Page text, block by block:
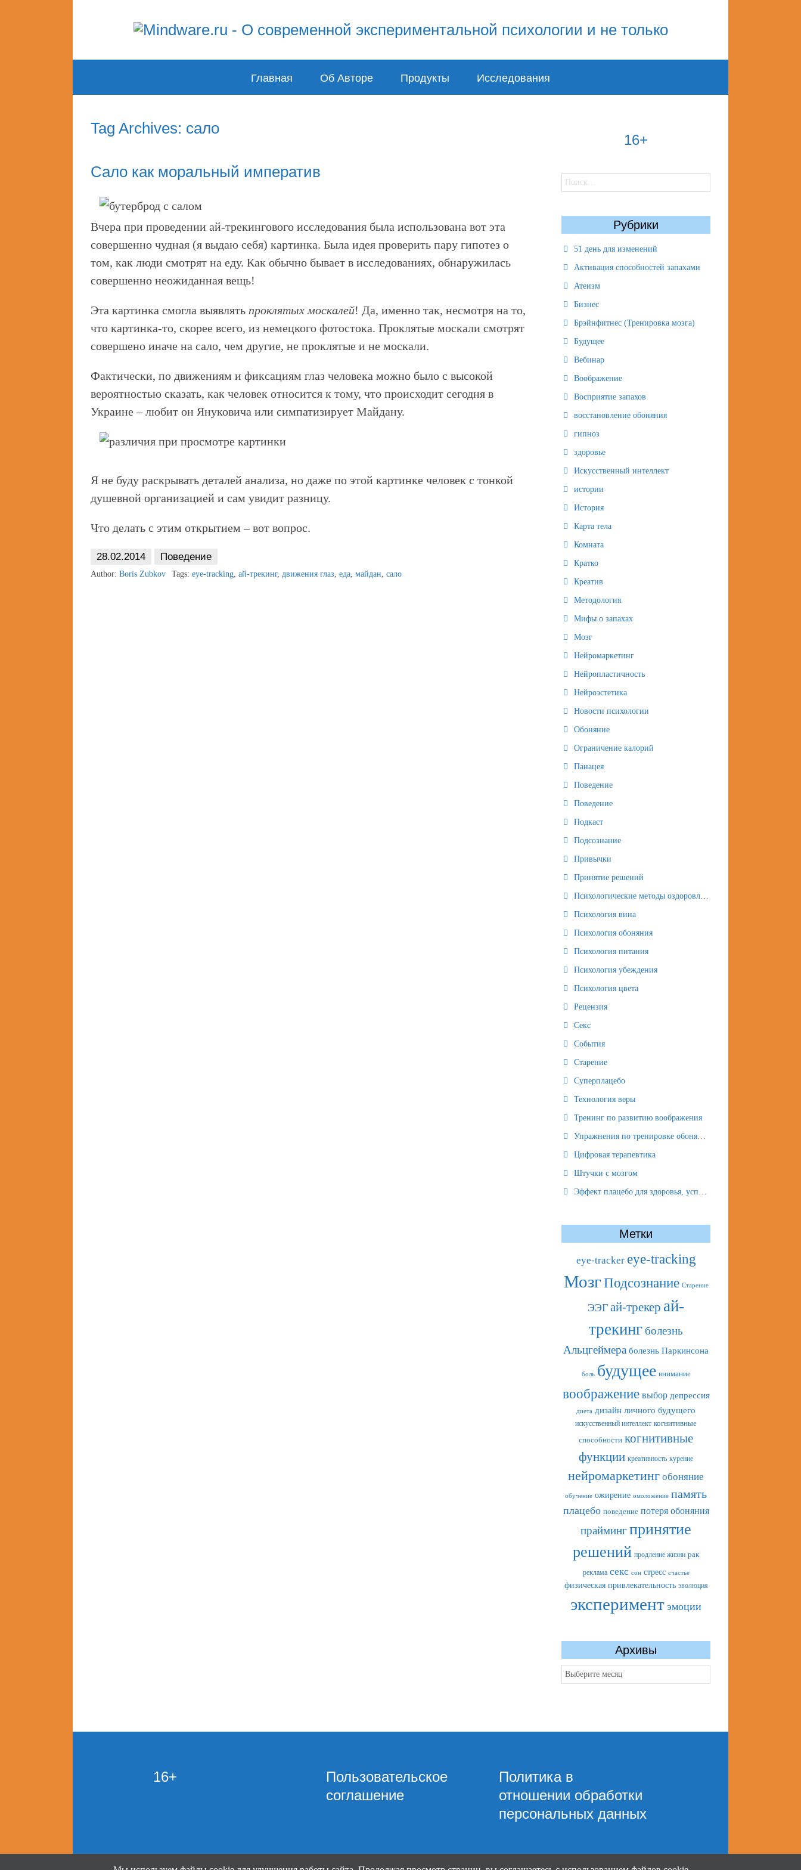
Главная Об Авторе Продукты Исследования
Tag Archives: сало
Сало как моральный императив
Вчера при проведении ай-трекингового исследования была использована вот эта
совершенно чудная (я выдаю себя) картинка. Была идея проверить пару гипотез о
том, как люди смотрят на еду. Как обычно бывает в исследованиях, обнаружилась
совершенно неожиданная вещь!
Эта картинка смогла выявлять проклятых москалей! Да, именно так, несмотря на то,
что картинка-то, скорее всего, из немецкого фотостока. Проклятые москали смотрят
совершено иначе на сало, чем другие, не проклятые и не москали.
Фактически, по движениям и фиксациям глаз человека можно было с высокой
вероятностью сказать, как человек относится к тому, что происходит сегодня в
Украине – любит он Януковича или симпатизирует Майдану.
Я не буду раскрывать деталей анализа, но даже по этой картинке человек с тонкой
душевной организацией и сам увидит разницу.
Что делать с этим открытием – вот вопрос.
28.02.2014 Поведение
Author: Boris Zubkov Tags: eye-tracking, ай-трекинг, движения глаз, еда, майдан, сало
16+
Найти:
Рубрики
51 день для изменений
Активация способностей запахами
Атеизм
Бизнес
Брэйнфитнес (Тренировка мозга)
Будущее
Вебинар
Воображение
Восприятие запахов
восстановление обоняния
гипноз
здоровье
Искусственный интеллект
истории
История
Карта тела
Комната
Кратко
Креатив
Методология
Мифы о запахах
Мозг
Нейромаркетинг
Нейропластичность
Нейроэстетика
Новости психологии
Обоняние
Ограничение калорий
Панацея
Поведение
Поведение
Подкаст
Подсознание
Привычки
Принятие решений
Психологические методы оздоровления и омоложения
Психология вина
Психология обоняния
Психология питания
Психология убеждения
Психология цвета
Рецензия
Секс
События
Старение
Суперплацебо
Технология веры
Тренинг по развитию воображения
Упражнения по тренировке обоняния
Цифровая терапевтика
Штучки с мозгом
Эффект плацебо для здоровья, успеха и отношений
Метки
eye-tracker eye-tracking
МозгПодсознание Старение
ЭЭГ ай-трекер ай-
трекинг болезнь
Альцгеймера болезнь Паркинсона
боль будущее внимание
воображение выбор депрессия
диета дизайн личного будущего
искусственный интеллект когнитивные
способности когнитивные
функции креативность курение
нейромаркетинг обоняние
обучение ожирение омоложение память
плацебо поведение потеря обоняния
праймингпринятие
решений продление жизни рак
реклама секс сон стресс счастье
физическая привлекательность эволюция
эксперимент эмоции
Архивы
Архивы
16+
Пользовательское
соглашение
Политика в
отношении обработки
персональных данных